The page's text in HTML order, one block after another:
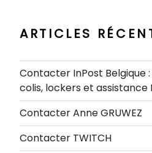
ARTICLES
Contacter InPost Belgique
colis, lockers et assistance
Contacter Anne GRUWEZ
Contacter TWITCH